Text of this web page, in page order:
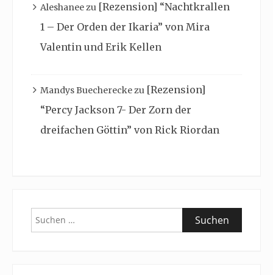
Aleshaneezu [Rezension] “Nachtkrallen
1 – Der Orden der Ikaria” von Mira
Valentin und Erik Kellen
Mandys Buechereckezu [Rezension]
“Percy Jackson 7- Der Zorn der
dreifachen Göttin” von Rick Riordan
Suchen
nach: